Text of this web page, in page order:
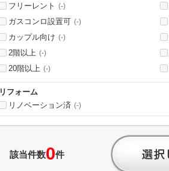
フリーレント (-)
ガスコンロ設置可 (-)
カップル向け (-)
2階以上 (-)
20階以上 (-)
リフォーム
リノベーション済 (-)
該当件数0件